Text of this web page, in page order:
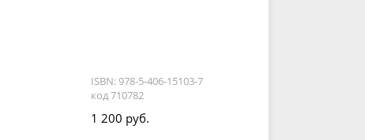
ISBN: 978-5-406-15103-7
код 710782
1 200 руб.